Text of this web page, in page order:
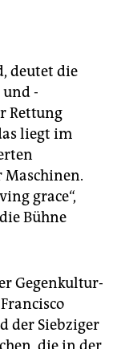
deutet die
und
Rettung
liegt im
Maschinen.
grace“,
Bühne
Gegenkultur-
der Siebziger